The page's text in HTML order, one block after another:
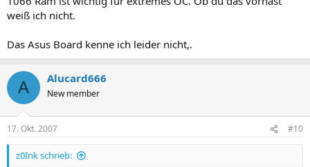
weiß ich nicht.
Das Asus Board kenne ich leider nicht,.
A Alucard666
New member
17. Okt. 2007 #10
z0Ink schrieb: